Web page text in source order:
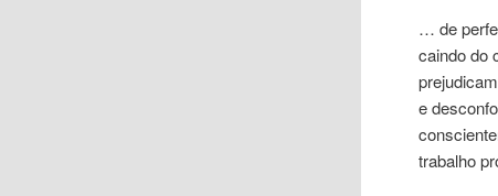
… de
caindo do
e
trabalho